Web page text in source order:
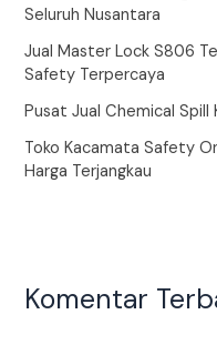
Seluruh Nusantara
Jual Master Lock S806
Safety Terpercaya
Pusat Jual Chemical
Toko Kacamata Safety
Harga Terjangkau
Komentar